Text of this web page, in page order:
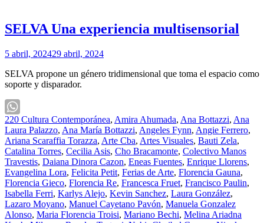
SELVA Una experiencia multisensorial
5 abril, 202429 abril, 2024
SELVA propone un género tridimensional que toma el espacio como
soporte y disparador.
WhatsApp
220 Cultura Contemporánea, Amira Ahumada, Ana Bottazzi, Ana
Laura Palazzo, Ana María Bottazzi, Angeles Fynn, Angie Ferrero,
Ariana Scaraffia Torazza, Arte Cba, Artes Visuales, Bauti Zela,
Catalina Torres, Cecilia Asis, Cho Bracamonte, Colectivo Manos
Travestis, Daiana Dinora Cazon, Eneas Fuentes, Enrique Llorens,
Evangelina Lora, Felicita Petit, Ferias de Arte, Florencia Gauna,
Florencia Gieco, Florencia Re, Francesca Fruet, Francisco Paulin,
Isabella Ferri, Karlys Alejo, Kevin Sanchez, Laura González,
Lazaro Moyano, Manuel Cayetano Pavón, Manuela Gonzalez
Alonso, Maria Florencia Troisi, Mariano Bechi, Melina Ariadna